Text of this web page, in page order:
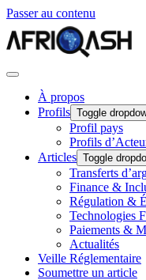
Passer au contenu
À propos
Profils Toggle
Profil pays
Profils
Articles Toggle
Transferts
Finance &
Régulation &
Technologies
Paiements &
Actualités
Veille Réglementaire
Soumettre un article